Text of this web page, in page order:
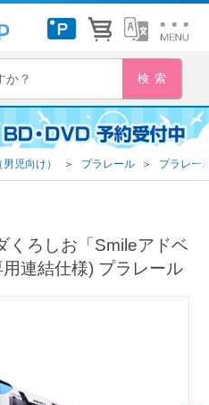
児向け） ＞ プラレール ＞ プラレー
くろしお「Smileアドベ
連結仕様) プラレール